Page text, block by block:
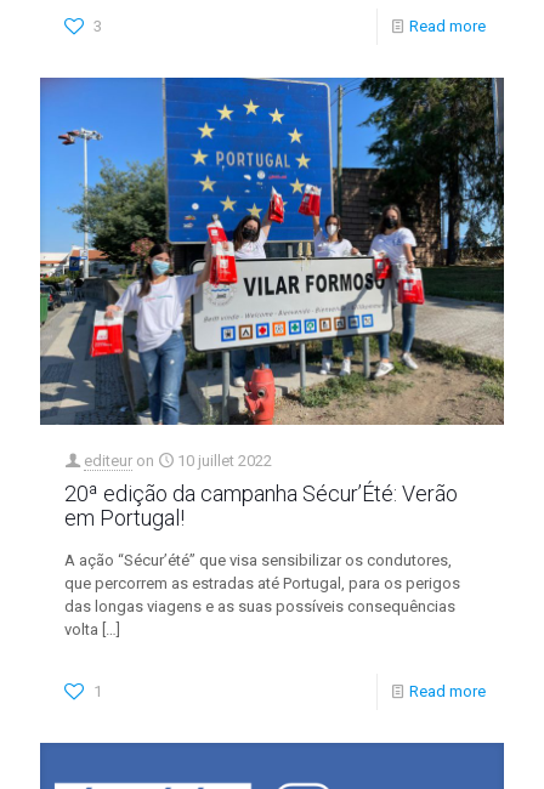
3 Read more
editeur on 10 juillet 2022
20ª edição da campanha Sécur’Été: Verão
em Portugal!
A ação “Sécur’été” que visa sensibilizar os condutores,
que percorrem as estradas até Portugal, para os perigos
das longas viagens e as suas possíveis consequências
volta […]
1 Read more